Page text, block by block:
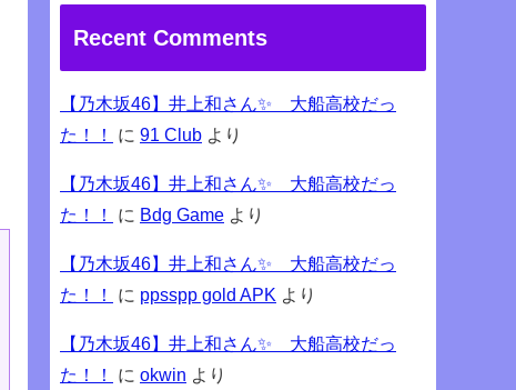
Recent Comments
【乃木坂46】井上和さん✨ 大船高校だっ
た！！
に 91 Club より
【乃木坂46】井上和さん✨ 大船高校だっ
た！！
に Bdg Game より
【乃木坂46】井上和さん✨ 大船高校だっ
た！！
に ppsspp gold APK より
【乃木坂46】井上和さん✨ 大船高校だっ
た！！
に okwin より